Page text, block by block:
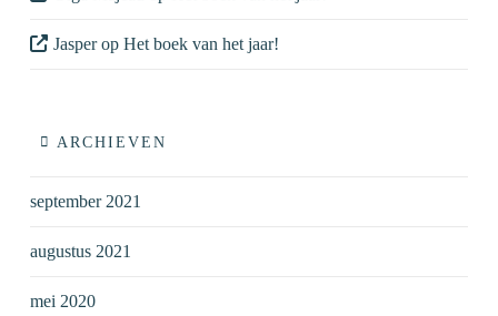
Jasperop Het boek van het jaar!
ARCHIEVEN
september 2021
augustus 2021
mei 2020